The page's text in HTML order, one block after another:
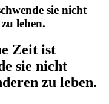
sie nicht
leben.
Zeit ist
sie nicht
zu leben.